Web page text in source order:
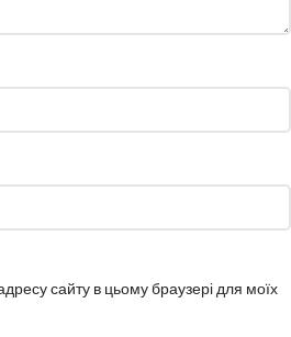
сайту в цьому браузері для моїх